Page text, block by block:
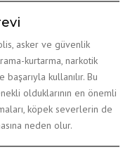
asker ve güvenlik
kurtarma, narkotik
kullanılır. Bu
olduklarının en önemli
köpek severlerin de
neden olur.